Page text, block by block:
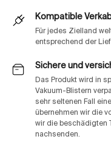
Kompatible
Für jedes Zielland
entsprechend der
Sichere und
Das Produkt wird in
Vakuum-Blistern
sehr seltenen Fall
übernehmen wir die
wir die beschädigten
nachsenden.